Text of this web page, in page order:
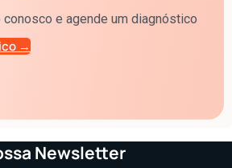
conosco e agende um diagnóstico
→
Newsletter